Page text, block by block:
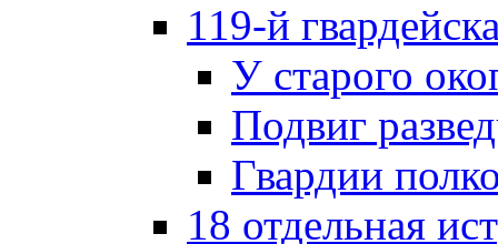
119-й
У старого
Подвиг
Гвардии
18 отдельная